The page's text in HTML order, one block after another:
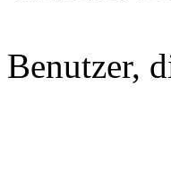
Benutzer,